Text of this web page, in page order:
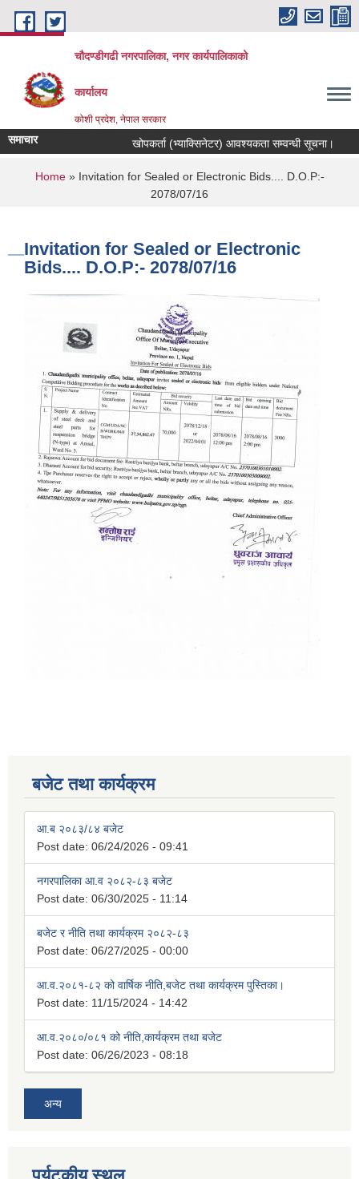
Skip to main content
चौदण्डीगढी नगरपालिका, नगर कार्यपालिकाको
कार्यालय
कोशी प्रदेश, नेपाल सरकार
समाचार खोपकर्ता (भ्याक्सिनेटर) आवश्यकता सम्वन्धी सूचना।
आन्तरिक आयसम्बन्धी शिलबन्दी दरभाउपत्र आव्हानको
You are here
Home» Invitation for Sealed or Electronic Bids.... D.O.P:-
2078/07/16
Invitation for Sealed or Electronic
Bids.... D.O.P:- 2078/07/16
बजेट तथा कार्यक्रम
आ.ब २०८३/८४ बजेट
Post date: 06/24/2026 - 09:41
नगरपालिका आ.व २०८२-८३ बजेट
Post date: 06/30/2025 - 11:14
बजेट र नीति तथा कार्यक्रम २०८२-८३
Post date: 06/27/2025 - 00:00
आ.व.२०८१-८२ को वार्षिक नीति,बजेट तथा कार्यक्रम पुस्तिका।
Post date: 11/15/2024 - 14:42
आ.व.२०८०/०८१ को नीति,कार्यक्रम तथा बजेट
Post date: 06/26/2023 - 08:18
अन्य